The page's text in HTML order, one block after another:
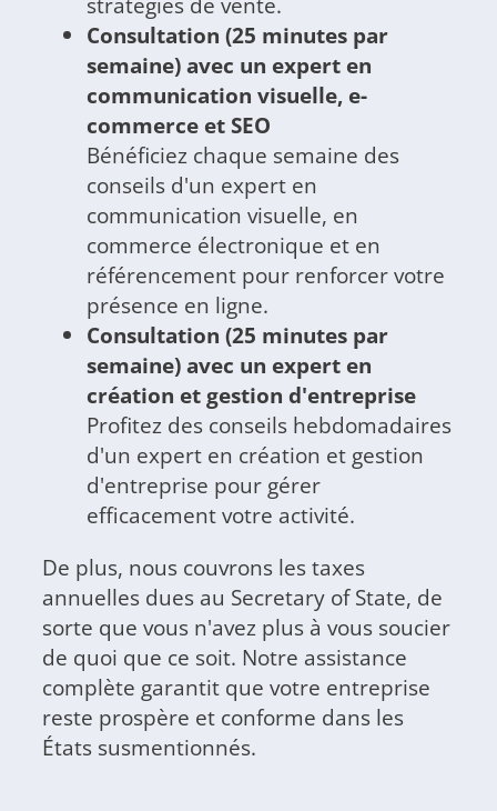
Consultation (25 minutes par
semaine) avec un expert en
communication visuelle, e-
commerce et SEO
Bénéficiez chaque semaine des
conseils d'un expert en
communication visuelle, en
commerce électronique et en
référencement pour renforcer votre
présence en ligne.
Consultation (25 minutes par
semaine) avec un expert en
création et gestion d'entreprise
Profitez des conseils hebdomadaires
d'un expert en création et gestion
d'entreprise pour gérer
efficacement votre activité.
De plus, nous couvrons les taxes
annuelles dues au Secretary of State, de
sorte que vous n'avez plus à vous soucier
de quoi que ce soit. Notre assistance
complète garantit que votre entreprise
reste prospère et conforme dans les
États susmentionnés.